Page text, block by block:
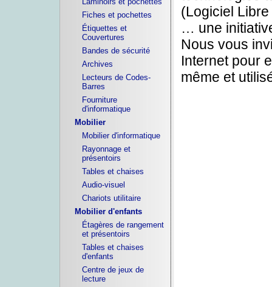
Fiches et pochettes
Étiquettes et
Couvertures
Bandes de sécurité
Archives
Lecteurs de Codes-
Barres
Fourniture
d'informatique
Mobilier
Mobilier d'informatique
Rayonnage et
présentoirs
Tables et chaises
Audio-visuel
Chariots utilitaire
Mobilier d'enfants
Étagères de rangement
et présentoirs
Tables et chaises
d'enfants
Centre de jeux de
lecture
(Logiciel
… une
Nous vous
Internet pour
même et